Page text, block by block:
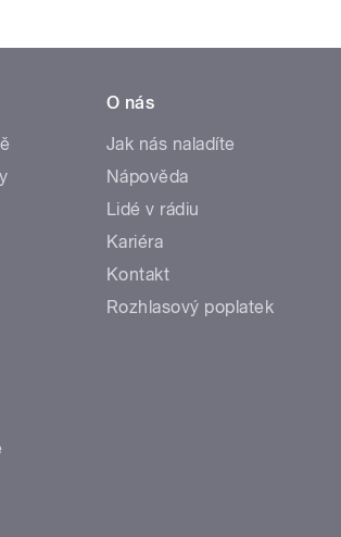
O nás
Jak nás naladíte
Nápověda
Lidé v rádiu
Kariéra
Kontakt
Rozhlasový poplatek